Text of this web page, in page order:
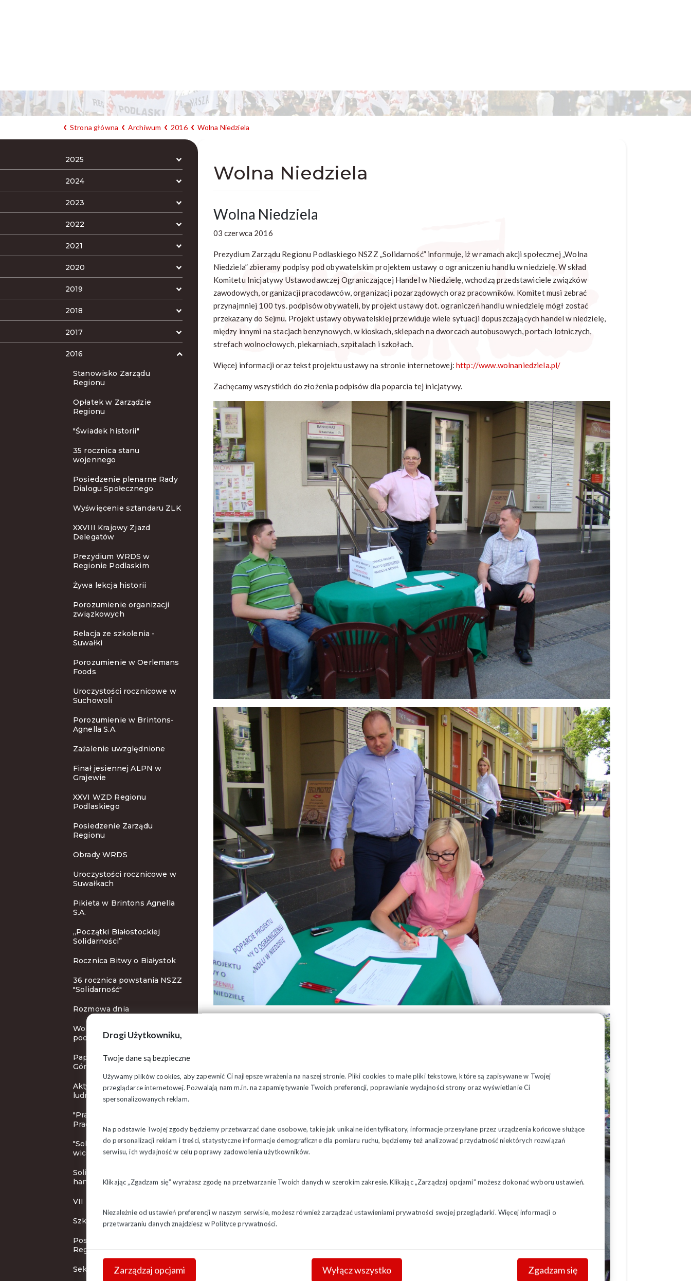
Drogi Użytkowniku,
Twoje dane są bezpieczne
Używamy plików cookies, aby zapewnić Ci najlepsze wrażenia na naszej stronie. Pliki cookies to małe pliki tekstowe, które są zapisywane w Twojej
przeglądarce internetowej. Pozwalają nam m.in. na zapamiętywanie Twoich preferencji, poprawianie wydajności strony oraz wyświetlanie Ci
spersonalizowanych reklam.
Na podstawie Twojej zgody będziemy przetwarzać dane osobowe, takie jak unikalne identyfikatory, informacje przesyłane przez urządzenia końcowe służące
do personalizacji reklam i treści, statystyczne informacje demograficzne dla pomiaru ruchu, będziemy też analizować przydatność niektórych rozwiązań
serwisu, ich wydajność w celu poprawy zadowolenia użytkowników.
Klikając „Zgadzam się” wyrażasz zgodę na przetwarzanie Twoich danych w szerokim zakresie. Klikając „Zarządzaj opcjami” możesz dokonać wyboru ustawień.
Niezależnie od ustawień preferencji w naszym serwisie, możesz również zarządzać ustawieniami prywatności swojej przeglądarki. Więcej informacji o
przetwarzaniu danych znajdziesz wPolityce prywatności.
Zarządzaj opcjami Wyłącz wszystko Zgadzam się
Strona główna Archiwum 2016 Wolna Niedziela
2025
2024
2023
2022
2021
2020
2019
2018
2017
2016
Stanowisko Zarządu
Regionu
Opłatek w Zarządzie
Regionu
"Świadek historii"
35 rocznica stanu
wojennego
Posiedzenie plenarne Rady
Dialogu Społecznego
Wyświęcenie sztandaru ZLK
XXVIII Krajowy Zjazd
Delegatów
Prezydium WRDS w
Regionie Podlaskim
Żywa lekcja historii
Porozumienie organizacji
związkowych
Relacja ze szkolenia -
Suwałki
Porozumienie w Oerlemans
Foods
Uroczystości rocznicowe w
Suchowoli
Porozumienie w Brintons-
Agnella S.A.
Zażalenie uwzględnione
Finał jesiennej ALPN w
Grajewie
XXVI WZD Regionu
Podlaskiego
Posiedzenie Zarządu
Regionu
Obrady WRDS
Uroczystości rocznicowe w
Suwałkach
Pikieta w Brintons Agnella
S.A.
„Początki Białostockiej
Solidarności”
Rocznica Bitwy o Białystok
36 rocznica powstania NSZZ
"Solidarność"
Rozmowa dnia
Wolne niedziele: zbieramy
podpisy!
Papież Franciszek na Jasnej
Górze
Aktywnosć ekonomiczna
ludności Polski
"Pracodawca Przyjazny
Pracownikom"
"Solidarność" Grajewo
wicemistrzem
Solidarni z pracownikami
handlu
VII Turniej Piłki Nożnej
Szkolenie SIP w Suwałkach
Posiedzenie Zarządu
Regionu
Sekcja Krajowa w Supraślu
Wolna Niedziela
Wolna Niedziela
03 czerwca 2016
Prezydium Zarządu Regionu Podlaskiego NSZZ „Solidarność” informuje, iż w ramach akcji społecznej „Wolna
Niedziela” zbieramy podpisy pod obywatelskim projektem ustawy o ograniczeniu handlu w niedzielę. W skład
Komitetu Inicjatywy Ustawodawczej Ograniczającej Handel w Niedzielę, wchodzą przedstawiciele związków
zawodowych, organizacji pracodawców, organizacji pozarządowych oraz pracowników. Komitet musi zebrać
przynajmniej 100 tys. podpisów obywateli, by projekt ustawy dot. ograniczeń handlu w niedzielę mógł zostać
przekazany do Sejmu. Projekt ustawy obywatelskiej przewiduje wiele sytuacji dopuszczających handel w niedzielę,
między innymi na stacjach benzynowych, w kioskach, sklepach na dworcach autobusowych, portach lotniczych,
strefach wolnocłowych, piekarniach, szpitalach i szkołach.
Więcej informacji oraz tekst projektu ustawy na stronie internetowej: http://www.wolnaniedziela.pl/
Zachęcamy wszystkich do złożenia podpisów dla poparcia tej inicjatywy.